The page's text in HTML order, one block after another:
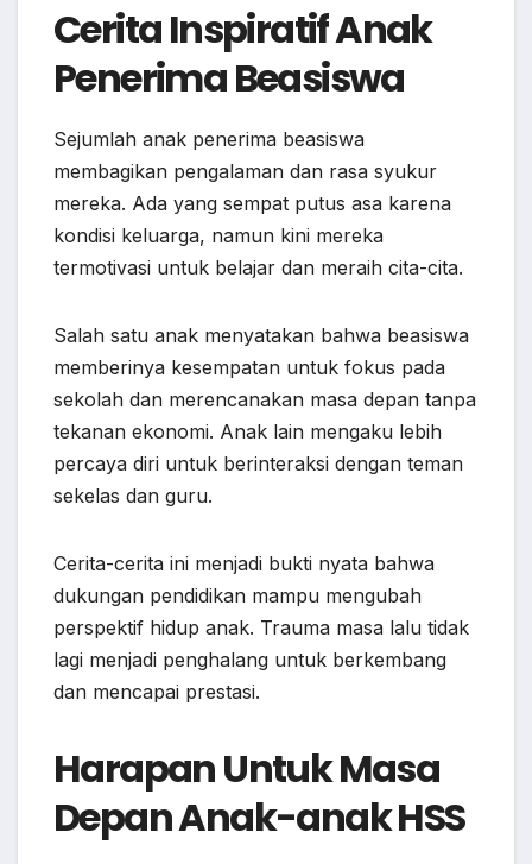
Cerita Inspiratif Anak
Penerima Beasiswa
Sejumlah anak penerima beasiswa
membagikan pengalaman dan rasa syukur
mereka. Ada yang sempat putus asa karena
kondisi keluarga, namun kini mereka
termotivasi untuk belajar dan meraih cita-cita.
Salah satu anak menyatakan bahwa beasiswa
memberinya kesempatan untuk fokus pada
sekolah dan merencanakan masa depan tanpa
tekanan ekonomi. Anak lain mengaku lebih
percaya diri untuk berinteraksi dengan teman
sekelas dan guru.
Cerita-cerita ini menjadi bukti nyata bahwa
dukungan pendidikan mampu mengubah
perspektif hidup anak. Trauma masa lalu tidak
lagi menjadi penghalang untuk berkembang
dan mencapai prestasi.
Harapan Untuk Masa
Depan Anak-anak HSS